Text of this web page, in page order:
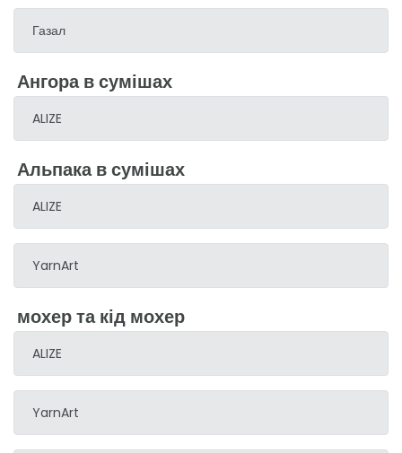
Газал
Ангора в сумішах
ALIZE
Альпака в сумішах
ALIZE
YarnArt
мохер та кід мохер
ALIZE
YarnArt